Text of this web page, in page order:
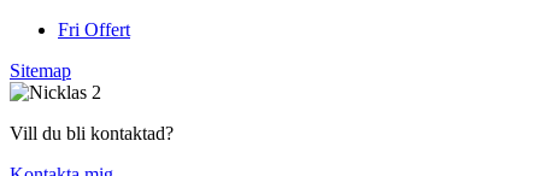
Fri Offert
Sitemap
Vill du bli kontaktad?